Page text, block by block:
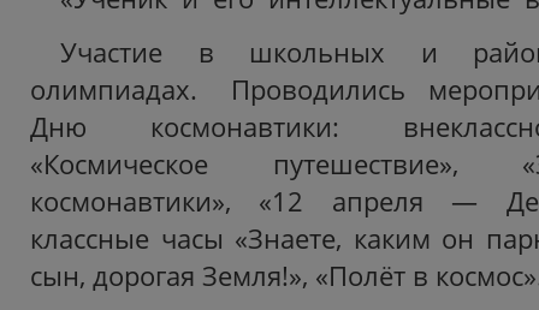
Участие в школьных и
олимпиадах. Проводились
Дню космонавтики:
«Космическое путешествие»,
космонавтики», «12 апреля —
классные часы «Знаете, каким он
сын, дорогая Земля!», «Полёт в